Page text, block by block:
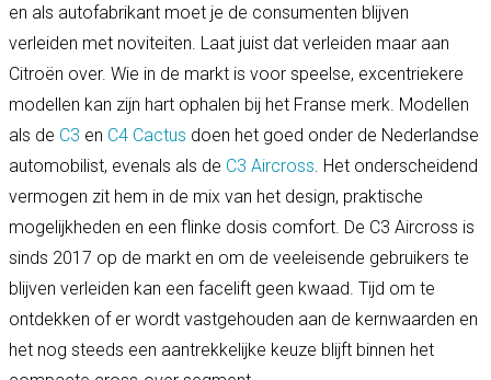
en als autofabrikant moet je de consumenten blijven
verleiden met noviteiten. Laat juist dat verleiden maar aan
Citroën over. Wie in de markt is voor speelse, excentriekere
modellen kan zijn hart ophalen bij het Franse merk. Modellen
als de C3 en C4 Cactus doen het goed onder de Nederlandse
automobilist, evenals als de C3 Aircross . Het onderscheidend
vermogen zit hem in de mix van het design, praktische
mogelijkheden en een flinke dosis comfort. De C3 Aircross is
sinds 2017 op de markt en om de veeleisende gebruikers te
blijven verleiden kan een facelift geen kwaad. Tijd om te
ontdekken of er wordt vastgehouden aan de kernwaarden en
het nog steeds een aantrekkelijke keuze blijft binnen het